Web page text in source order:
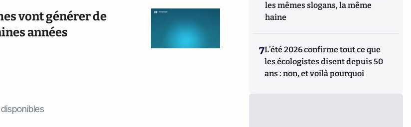
vont générer de
années
les mêmes slogans, la même
haine
7L’été 2026 confirme tout ce que
les écologistes disent depuis 50
ans : non, et voilà pourquoi